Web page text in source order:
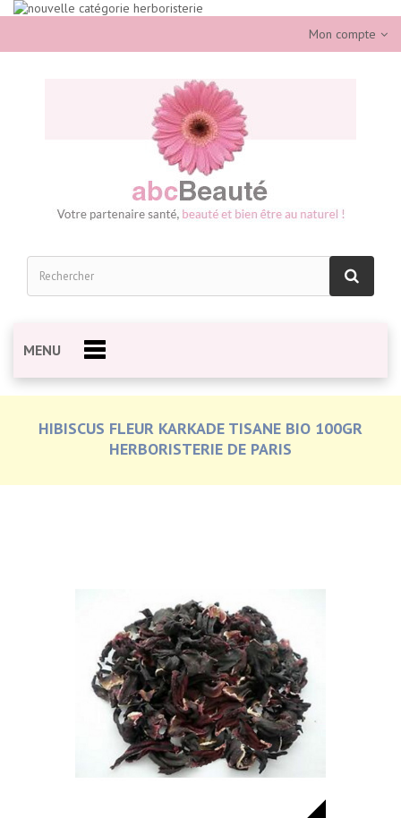
Mon compte
MENU
HIBISCUS FLEUR KARKADE TISANE BIO 100GR
HERBORISTERIE DE PARIS